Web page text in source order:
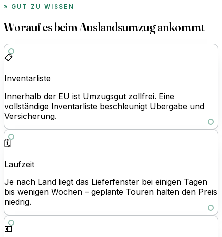
GUT ZU WISSEN
Worauf es beim Auslandsumzug ankommt
📋
Inventarliste
Innerhalb der EU ist Umzugsgut zollfrei. Eine
vollständige Inventarliste beschleunigt Übergabe und
Versicherung.
🗓️
Laufzeit
Je nach Land liegt das Lieferfenster bei einigen Tagen
bis wenigen Wochen – geplante Touren halten den Preis
niedrig.
💶